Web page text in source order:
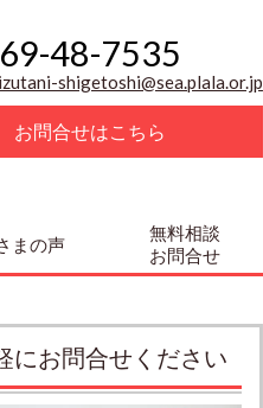
48-7535
shigetoshi@sea.plala.or.jp
お問合せはこちら
まの声
無料相談
お問合せ
にお問合せください